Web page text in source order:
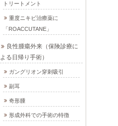
トリートメント
重度ニキビ治療薬に
「ROACCUTANE」
良性腫瘍外来（保険診療に
よる日帰り手術）
ガングリオン穿刺吸引
副耳
奇形腫
形成外科での手術の特徴